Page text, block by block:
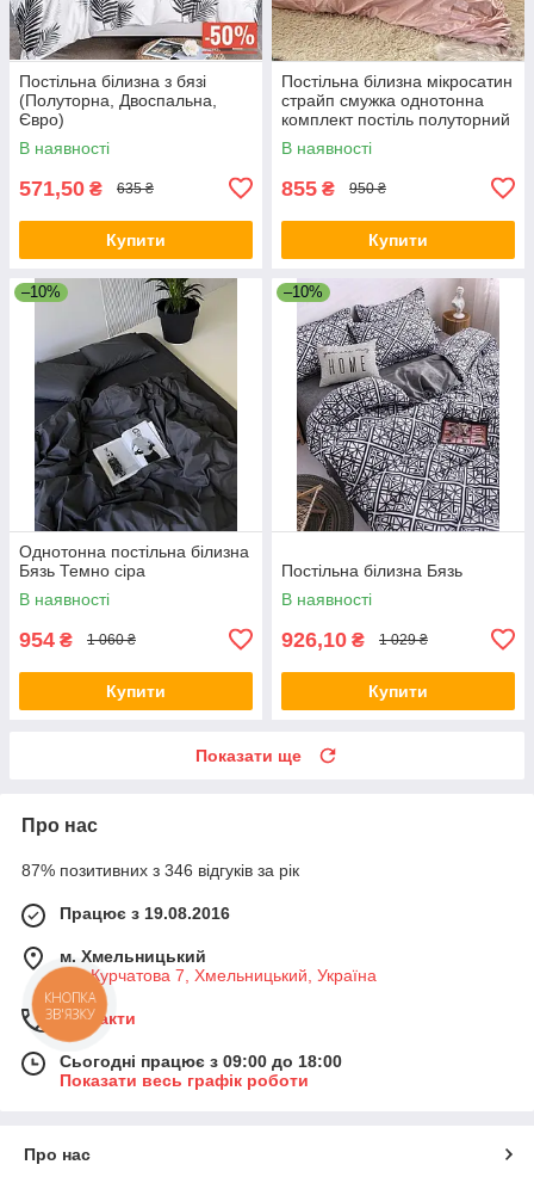
Постільна білизна з бязі
(Полуторна, Двоспальна,
Євро)
В наявності
571,50 ₴ 635 ₴
Купити
Постільна білизна мікросатин
страйп смужка однотонна
комплект постіль полуторний
двоспальний євро сімейний
Пудра
В наявності
855 ₴ 950 ₴
Купити
–10%
Однотонна постільна білизна
Бязь Темно сіра
В наявності
954 ₴ 1 060 ₴
Купити
–10%
Постільна білизна Бязь
В наявності
926,10 ₴ 1 029 ₴
Купити
Показати ще
Про нас
87% позитивних з 346 відгуків за рік
Працює з 19.08.2016
м. Хмельницький
вул Курчатова 7, Хмельницький, Україна
Контакти
Сьогодні працює з 09:00 до 18:00
Показати весь графік роботи
Про нас